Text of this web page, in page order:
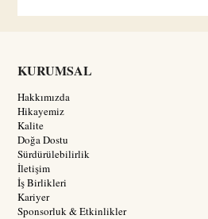
KURUMSAL
Hakkımızda
Hikayemiz
Kalite
Doğa Dostu
Sürdürülebilirlik
İletişim
İş Birlikleri
Kariyer
Sponsorluk & Etkinlikler